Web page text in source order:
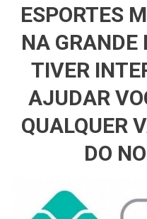
ESPORTES
NA GRANDE
TIVER
AJUDAR
QUALQUER
DO